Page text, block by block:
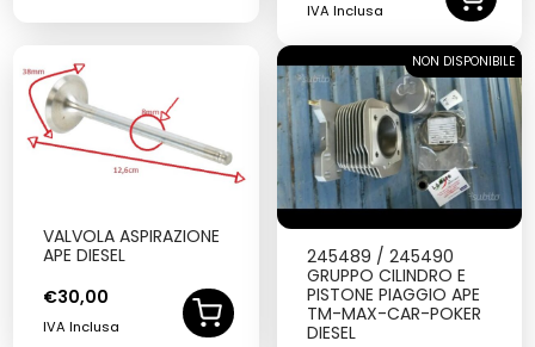
IVA Inclusa
VALVOLA ASPIRAZIONE
APE DIESEL
€30,00
IVA Inclusa
SOLD OUT
NON DISPONIBILE
245489 / 245490
GRUPPO CILINDRO E
PISTONE PIAGGIO APE
TM-MAX-CAR-POKER
DIESEL